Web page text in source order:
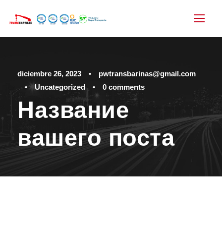
diciembre 26, 2023 •
pwtransbarinas@gmail.com
•
Uncategorized • 0 comments
Название
вашего поста